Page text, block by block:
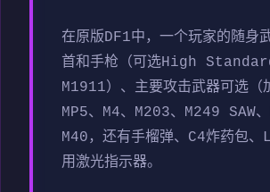
在原版DF1中，一个玩家的随身
首和手枪（可选High
M1911）、主要攻击武器可选（
MP5、M4、M203、M249 SAW、
M40，还有手榴弹、C4炸药包、
用激光指示器。